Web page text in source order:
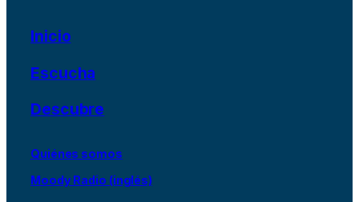
Inicio
Escucha
Descubre
Quiénes somos
Moody Radio (inglés)